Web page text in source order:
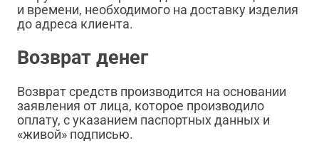
и времени, необходимого на доставку изделия
до адреса клиента.
Возврат денег
Возврат средств производится на основании
заявления от лица, которое производило
оплату, с указанием паспортных данных и
«живой» подписью.